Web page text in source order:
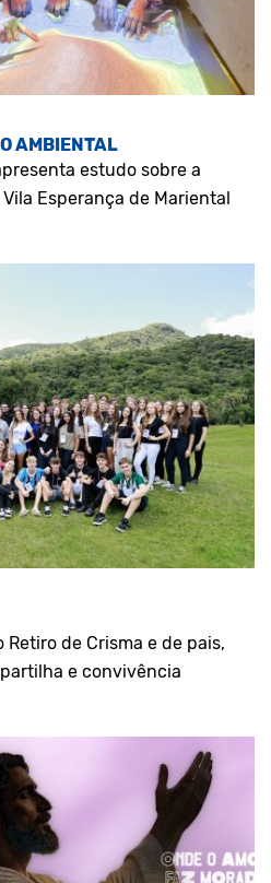
AMBIENTAL
estudo sobre a
Esperança de Mariental
de Crisma e de pais,
e convivência